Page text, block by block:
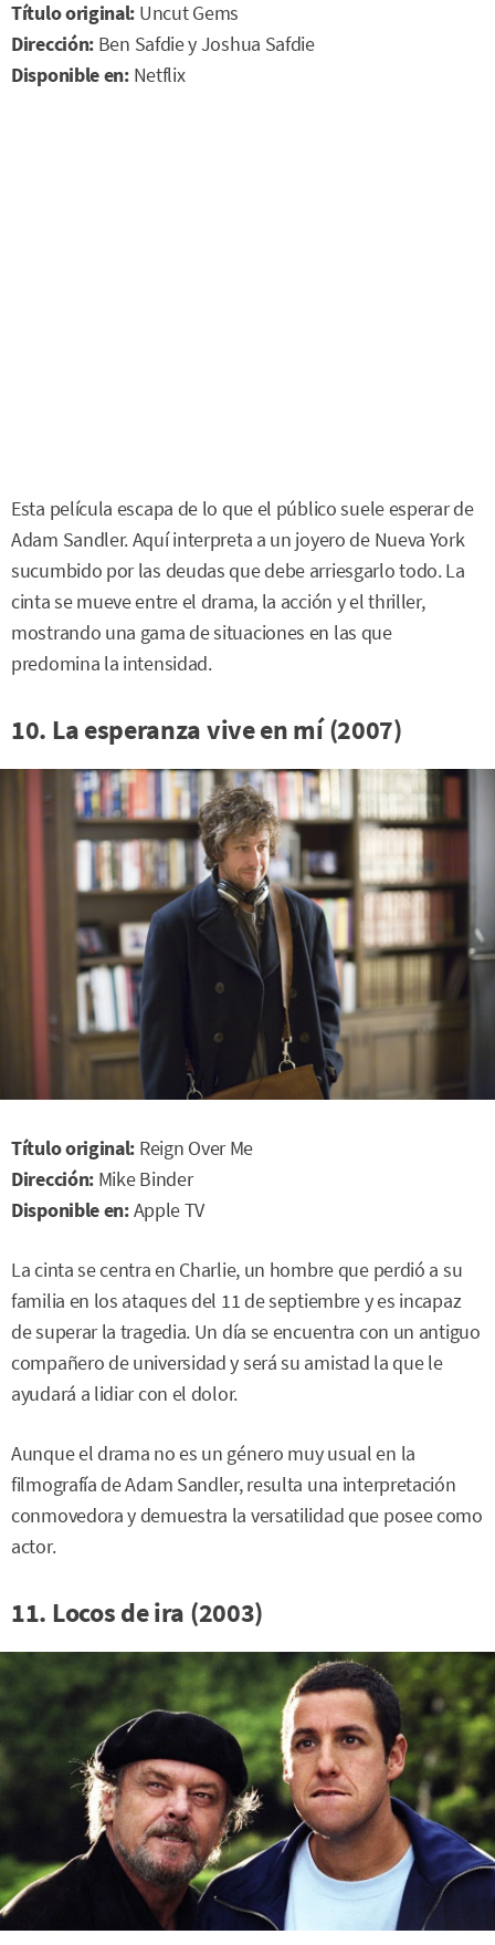
Título original: Uncut Gems
Dirección: Ben Safdie y Joshua Safdie
Disponible en: Netflix
Esta película escapa de lo que el público suele esperar de
Adam Sandler. Aquí interpreta a un joyero de Nueva York
sucumbido por las deudas que debe arriesgarlo todo. La
cinta se mueve entre el drama, la acción y el thriller,
mostrando una gama de situaciones en las que
predomina la intensidad.
10. La esperanza vive en mí (2007)
Título original: Reign Over Me
Dirección: Mike Binder
Disponible en:Apple TV
La cinta se centra en Charlie, un hombre que perdió a su
familia en los ataques del 11 de septiembre y es incapaz
de superar la tragedia. Un día se encuentra con un antiguo
compañero de universidad y será su amistad la que le
ayudará a lidiar con el dolor.
Aunque el drama no es un género muy usual en la
filmografía de Adam Sandler, resulta una interpretación
conmovedora y demuestra la versatilidad que posee como
actor.
11. Locos de ira (2003)